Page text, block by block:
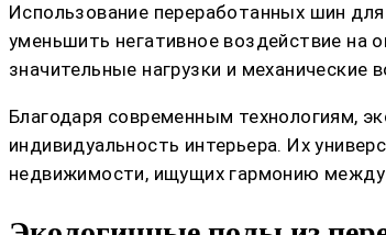
Использование переработанных шин
уменьшить негативное воздействие на
значительные нагрузки и
Благодаря современным технологиям,
индивидуальность интерьера. Их
недвижимости, ищущих гармонию